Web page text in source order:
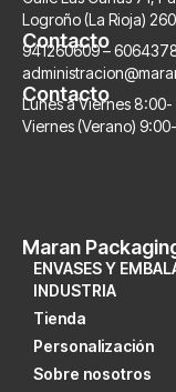
Logroño (La Rioja)
Contacto
941260609 –
Contacto
Lunes a Viernes 8:00-
Viernes (Verano)
Maran
ENVASES Y
INDUSTRIA
Tienda
Personalización
Sobre nosotros